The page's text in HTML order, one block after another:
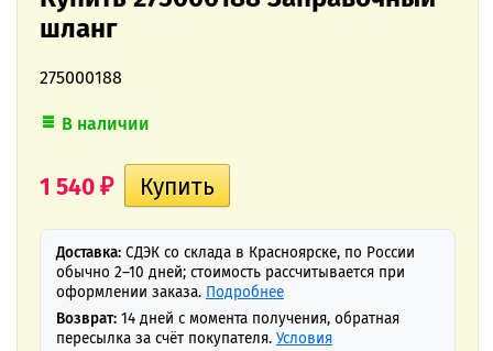
шланг
275000188
В наличии
1 540 ₽
Доставка: СДЭК со склада в Красноярске, по России
обычно 2–10 дней; стоимость рассчитывается при
оформлении заказа. Подробнее
Возврат: 14 дней с момента получения, обратная
пересылка за счёт покупателя. Условия